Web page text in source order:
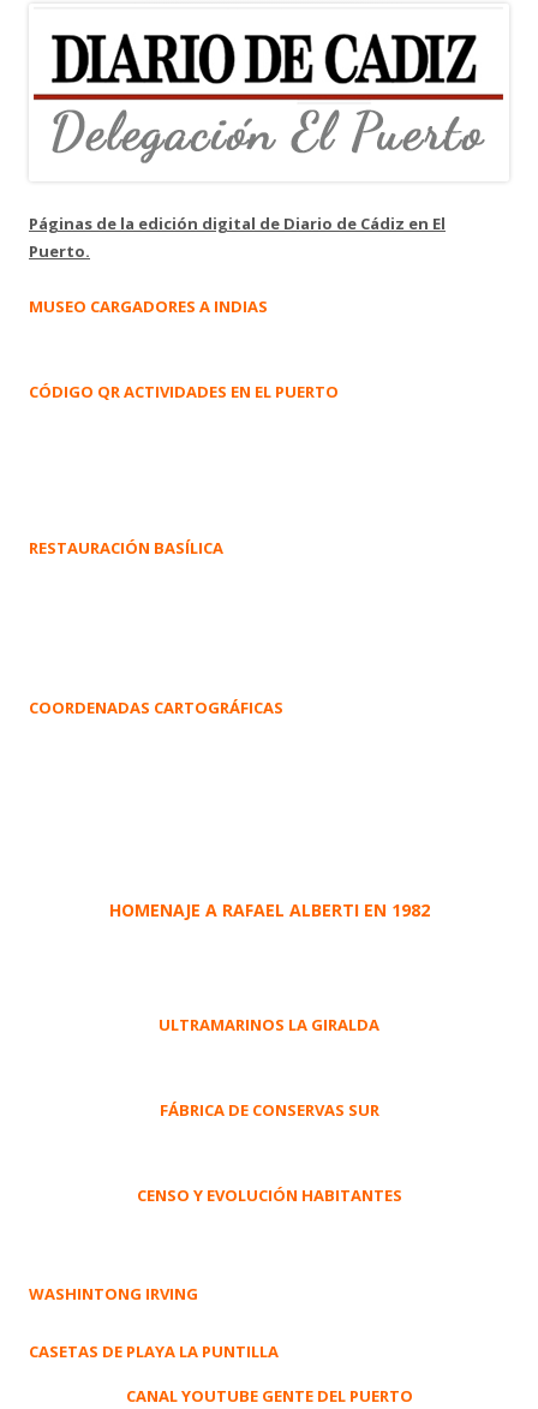
Páginas de la edición digital de Diario de Cádiz en El
Puerto.
MUSEO CARGADORES A INDIAS
CÓDIGO QR ACTIVIDADES EN EL PUERTO
RESTAURACIÓN BASÍLICA
COORDENADAS CARTOGRÁFICAS
HOMENAJE A RAFAEL ALBERTI EN 1982
ULTRAMARINOS LA GIRALDA
FÁBRICA DE CONSERVAS SUR
CENSO Y EVOLUCIÓN HABITANTES
WASHINTONG IRVING
CASETAS DE PLAYA LA PUNTILLA
CANAL YOUTUBE GENTE DEL PUERTO